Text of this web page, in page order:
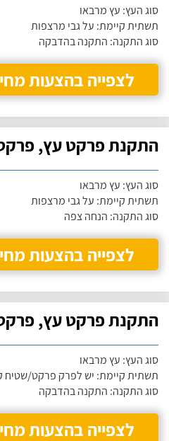
סוג העץ: עץ מרבאו
תשתית קיימת: על גבי מרצפות
סוג התקנה: התקנה בהדבקה
לצפייה בהצעות
התקנת פרקט עץ,
סוג העץ: עץ מרבאו
תשתית קיימת: על גבי מרצפות
סוג התקנה: הנחה צפה
לצפייה בהצעות
התקנת פרקט עץ,
סוג העץ: עץ מרבאו
תשתית קיימת: יש לפרק פרקט/שטיח
סוג התקנה: התקנה בהדבקה
לצפייה בהצעות